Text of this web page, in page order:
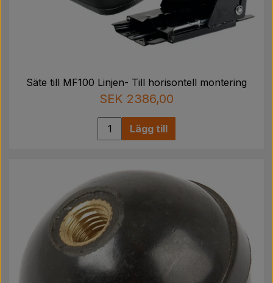
Säte till MF100 Linjen- Till horisontell montering
SEK 2386,00
Lägg till